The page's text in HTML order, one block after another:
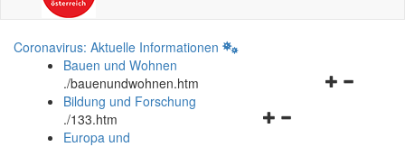
Coronavirus: Aktuelle Informationen
Bauen und Wohnen
./bauenundwohnen.htm
Navigationsmenü
Bildung und Forschung
./133.htm
Europa und